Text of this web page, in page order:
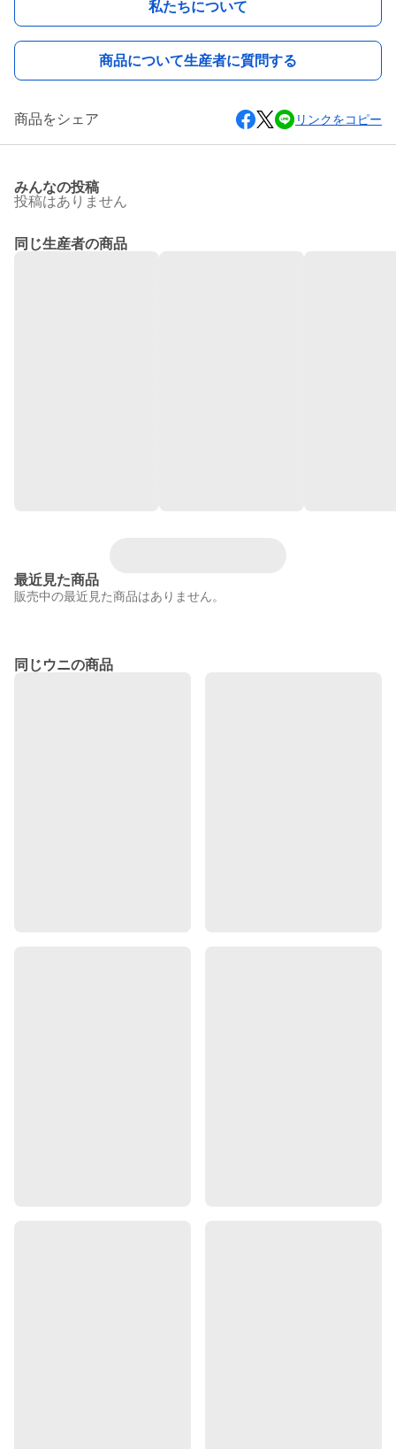
私たちについて
商品について生産者に質問する
商品をシェア リンクをコピー
みんなの投稿
投稿はありません
同じ生産者の商品
最近見た商品
販売中の最近見た商品はありません。
同じウニの商品